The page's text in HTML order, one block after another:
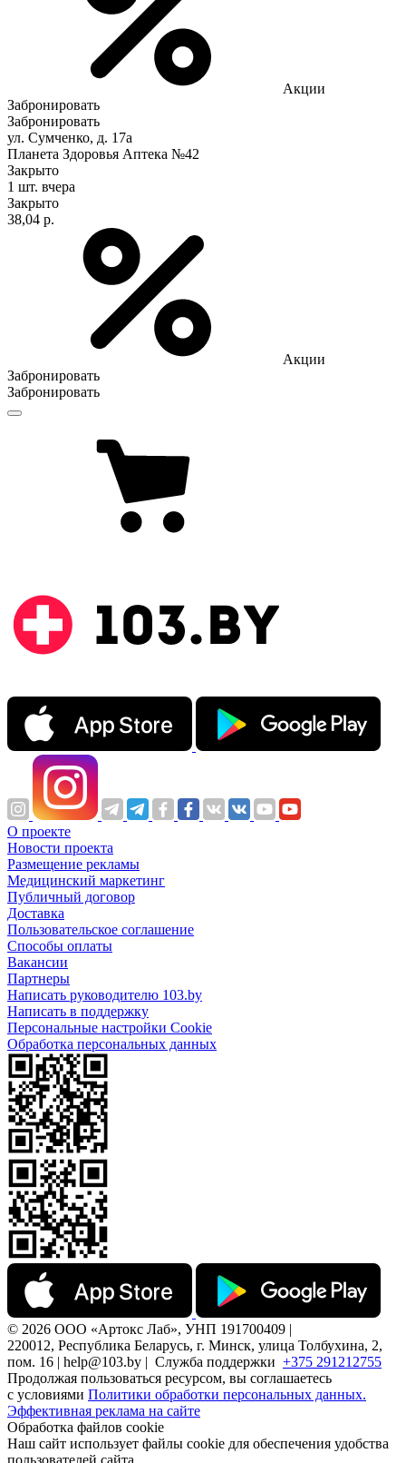
Акции
Забронировать
Забронировать
ул. Сумченко, д. 17а
Планета Здоровья Аптека №42
Закрыто
1 шт. вчера
Закрыто
38,04 р.
Акции
Забронировать
Забронировать
О проекте
Новости проекта
Размещение рекламы
Медицинский маркетинг
Публичный договор
Доставка
Пользовательское соглашение
Способы оплаты
Вакансии
Партнеры
Написать руководителю 103.by
Написать в поддержку
Персональные настройки Cookie
Обработка персональных данных
© 2026 ООО «Артокс Лаб», УНП 191700409 |
220012, Республика Беларусь, г. Минск, улица Толбухина, 2,
пом. 16 | help@103.by | Служба поддержки +375 291212755
Продолжая пользоваться ресурсом, вы соглашаетесь
с условиями Политики обработки персональных данных.
Эффективная реклама на сайте
Обработка файлов cookie
Наш сайт использует файлы cookie для обеспечения удобства
пользователей сайта,